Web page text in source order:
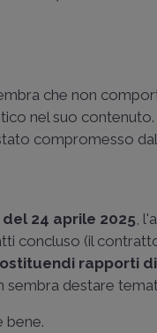
che non
nel suo
compromesso
24 aprile 2025,
concluso (il
rapporti
sembra destare
bene.